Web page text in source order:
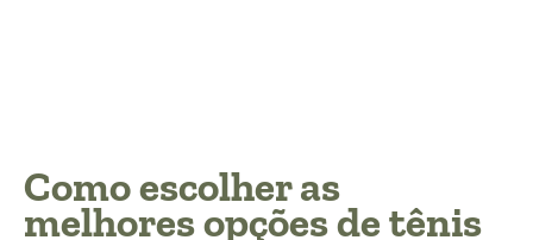
Como escolher as
melhores opções de tênis